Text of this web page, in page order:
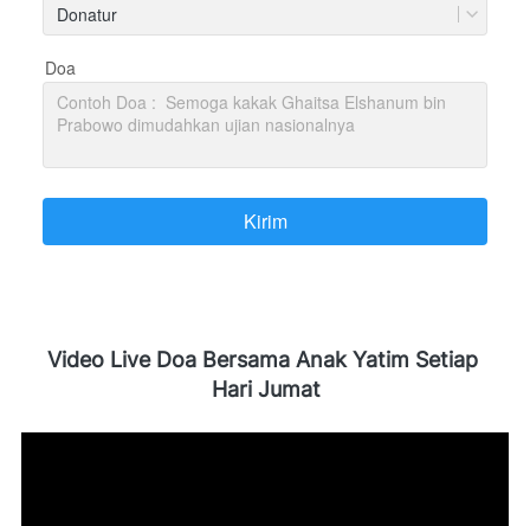
Donatur
Doa
`Kirim
Video Live Doa Bersama Anak Yatim Setiap
Hari Jumat